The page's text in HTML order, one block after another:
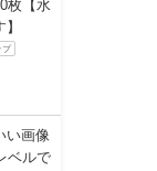
枚【水
プ
い画像
ベルで